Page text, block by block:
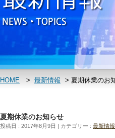
HOME > 最新情報 > 夏期休業のお
夏期休業のお知らせ
投稿日 : 2017年8月9日 カテゴリー : 最新情報